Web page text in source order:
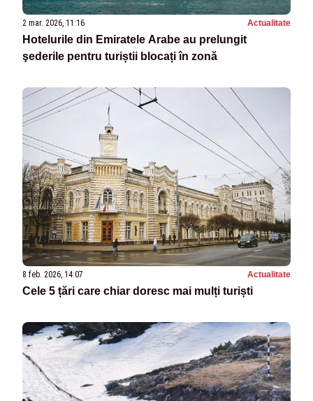
2 mar. 2026, 11:16 Actualitate
Hotelurile din Emiratele Arabe au prelungit
şederile pentru turiștii blocați în zonă
8 feb. 2026, 14:07 Actualitate
Cele 5 țări care chiar doresc mai mulți turiști